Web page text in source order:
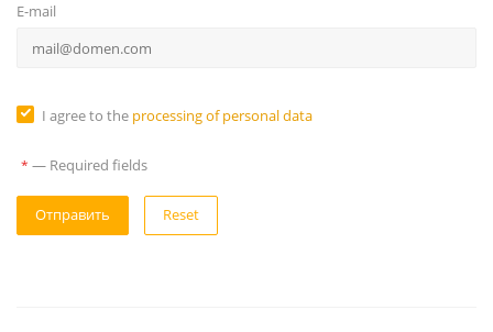
E-mail
I agree to the processing of personal data
* — Required fields
Reset